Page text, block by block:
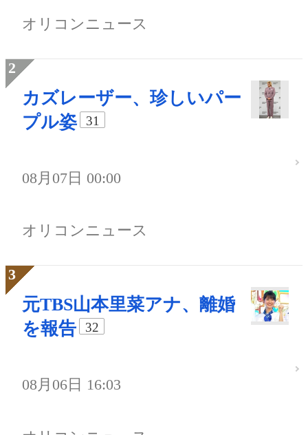
オリコンニュース
カズレーザー、珍しいパー
プル姿
31
08月07日 00:00
オリコンニュース
元TBS山本里菜アナ、離婚
を報告
32
08月06日 16:03